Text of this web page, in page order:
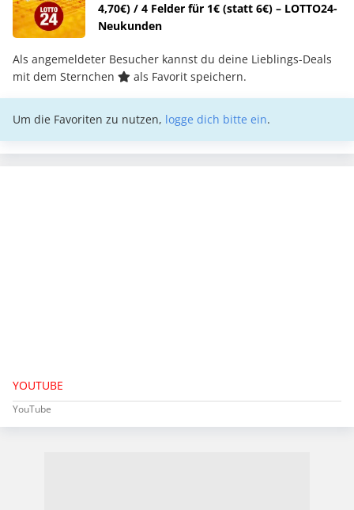
4,70€) / 4 Felder für 1€ (statt 6€) – LOTTO24-
Neukunden
Als angemeldeter Besucher kannst du deine Lieblings-Deals
mit dem Sternchen
als Favorit speichern.
Um die Favoriten zu nutzen, logge dich bitte ein.
YOUTUBE
YouTube